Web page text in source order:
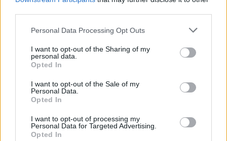
Please note that this website/app uses one or more Google
not limited to your visit or usage behaviour. You may click to
grant or deny consent to Google and its third-party tags to
use your data for below specified purposes in below Google
consent section.
Personal Data Processing Opt Outs
I want to opt-out of the Sharing of my
personal data.
Opted In
I want to opt-out of the Sale of my
Personal Data.
Opted In
I want to opt-out of processing my
Personal Data for Targeted Advertising.
Opted In
Akárkinek mutattam az eredeti borítót, mindenki a
Szerencsére az újabb dizájn már inkább tükrözi a
belbecset is. Így utólag úgy terveztetném, hogy a…